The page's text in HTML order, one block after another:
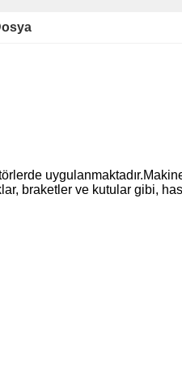
braketler ve kutular gibi,